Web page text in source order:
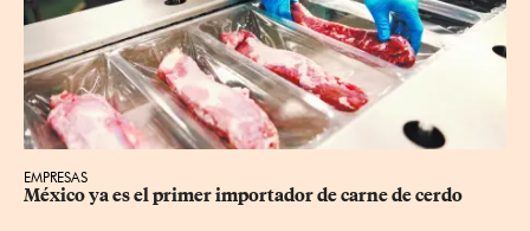
EMPRESAS
México ya es el primer importador de carne de cerdo